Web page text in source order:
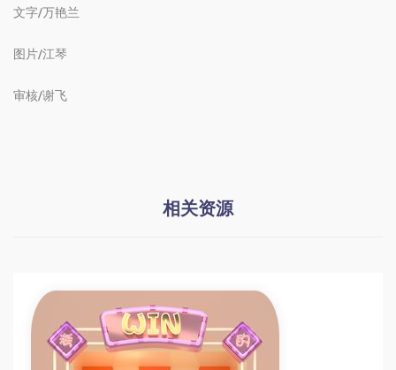
文字/万艳兰
图片/江琴
审核/谢飞
相关资源